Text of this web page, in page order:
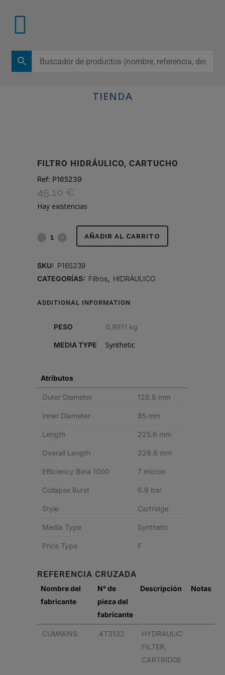
TIENDA
FILTRO HIDRÁULICO, CARTUCHO
Ref: P165239
45,10 €
Hay existencias
FILTRO
CARTUCHO
AÑADIR AL CARRITO
SKU: P165239
CATEGORÍAS: Filtros HIDRÁULICO
ADDITIONAL INFORMATION
PESO 0,9911 kg
MEDIA TYPE Synthetic
Atributos
Outer Diameter 128.8 mm
Inner Diameter 85 mm
Length 225.6 mm
Overall Length 228.6 mm
Efficiency Beta 1000 7 micron
Collapse Burst 6.9 bar
Style Cartridge
Media Type Synthetic
Price Type F
REFERENCIA CRUZADA
Nombre del
fabricante
N° de
pieza del
fabricante
Descripción Notas
CUMMINS 4T3132
HYDRAULIC
FILTER,
CARTRIDGE